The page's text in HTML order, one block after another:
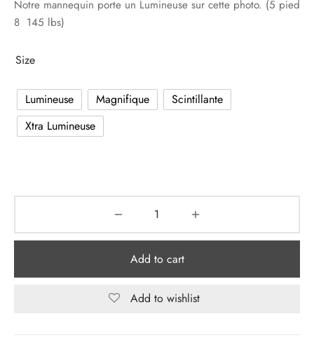
was:
is:
Notre mannequin porte un Lumineuse sur cette photo. (5 pied
8 145 lbs)
Size
Lumineuse Magnifique
Scintillante
Xtra Lumineuse
Add to cart
Add to wishlist